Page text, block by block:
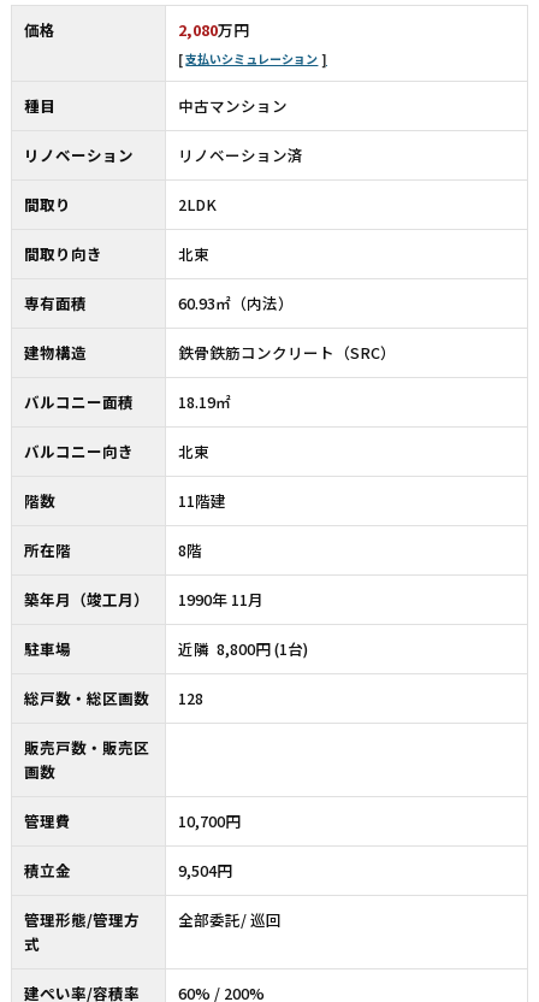
価格 2,080万円
支払いシミュレーション
種目 中古マンション
リノベーション リノベーション済
間取り 2LDK
間取り向き 北東
専有面積 60.93㎡（内法）
建物構造 鉄骨鉄筋コンクリート（SRC）
バルコニー面積 18.19㎡
バルコニー向き 北東
階数 11階建
所在階 8階
築年月（竣工月） 1990年 11月
駐車場 近隣 8,800円 (1台)
総戸数・総区画数 128
販売戸数・販売区
画数
管理費 10,700円
積立金 9,504円
管理形態/管理方
式
全部委託/ 巡回
建ぺい率/容積率 60% / 200%